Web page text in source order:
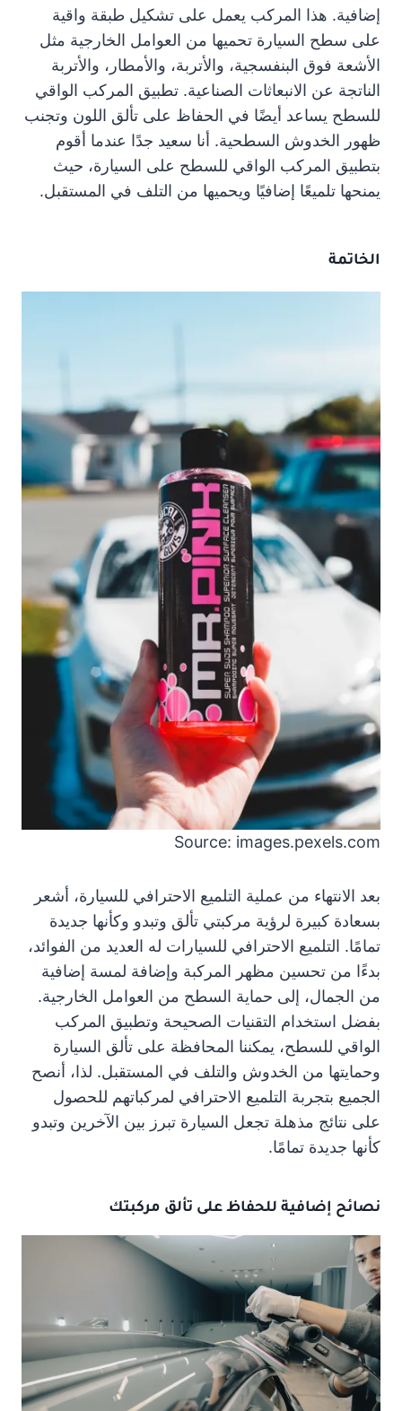
إضافية. هذا المركب يعمل على تشكيل طبقة واقية
على سطح السيارة تحميها من العوامل الخارجية مثل
الأشعة فوق البنفسجية، والأتربة، والأمطار، والأتربة
الناتجة عن الانبعاثات الصناعية. تطبيق المركب الواقي
للسطح يساعد أيضًا في الحفاظ على تألق اللون وتجنب
ظهور الخدوش السطحية. أنا سعيد جدًا عندما أقوم
بتطبيق المركب الواقي للسطح على السيارة، حيث
يمنحها تلميعًا إضافيًا ويحميها من التلف في المستقبل.
الخاتمة
Source: images.pexels.com
بعد الانتهاء من عملية التلميع الاحترافي للسيارة، أشعر
بسعادة كبيرة لرؤية مركبتي تألق وتبدو وكأنها جديدة
تمامًا. التلميع الاحترافي للسيارات له العديد من الفوائد،
بدءًا من تحسين مظهر المركبة وإضافة لمسة إضافية
من الجمال، إلى حماية السطح من العوامل الخارجية.
بفضل استخدام التقنيات الصحيحة وتطبيق المركب
الواقي للسطح، يمكننا المحافظة على تألق السيارة
وحمايتها من الخدوش والتلف في المستقبل. لذا، أنصح
الجميع بتجربة التلميع الاحترافي لمركباتهم للحصول
على نتائج مذهلة تجعل السيارة تبرز بين الآخرين وتبدو
كأنها جديدة تمامًا.
نصائح إضافية للحفاظ على تألق مركبتك